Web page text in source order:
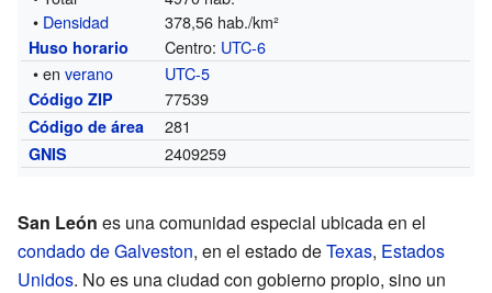
• Densidad 378,56 hab./km²
Huso horario Centro: UTC-6
• enverano UTC-5
Código ZIP 77539
Código de área 281
GNIS 2409259
San León es una comunidad especial ubicada en el
condado de Galveston, en el estado deTexas, Estados
Unidos. No es una ciudad con gobierno propio, sino un